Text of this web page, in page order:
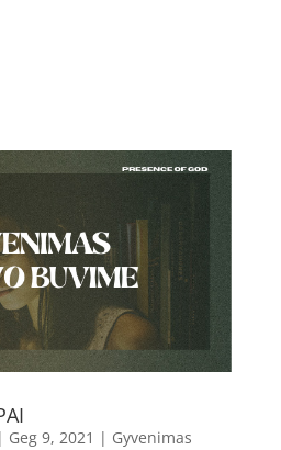
Geg 9, 2021 | Gyvenimas